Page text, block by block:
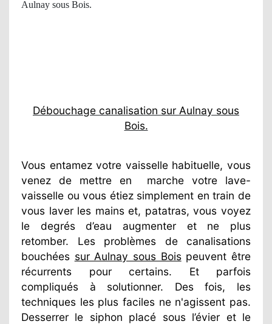
Aulnay sous Bois.
Débouchage canalisation sur Aulnay sous
Bois.
Vous entamez votre vaisselle habituelle, vous
venez de mettre en
marche votre lave-
vaisselle ou vous étiez simplement en train de
vous laver les mains et, patatras, vous voyez
le degrés d’eau augmenter et ne plus
retomber. Les problèmes de canalisations
bouchées sur Aulnay sous Boispeuvent être
récurrents pour certains. Et parfois
compliqués à solutionner. Des fois, les
techniques les plus faciles ne n'agissent pas.
Desserrer le siphon placé sous l’évier et le